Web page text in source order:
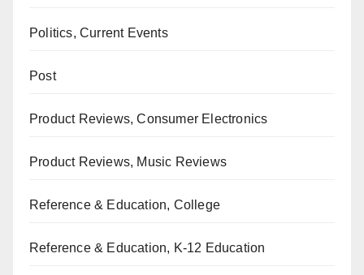
Politics, Current Events
Post
Product Reviews, Consumer Electronics
Product Reviews, Music Reviews
Reference & Education, College
Reference & Education, K-12 Education